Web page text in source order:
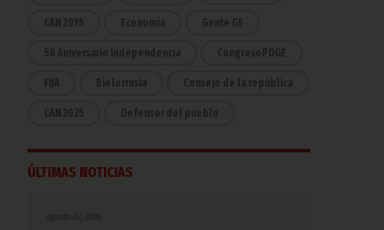
CAN 2015 Economía Gente GE
50 Aniversario Independencia CongresoPDGE
FIJA Bielorrusia Consejo de la república
CAN 2025 Defensor del pueblo
ÚLTIMAS NOTICIAS
agosto 07, 2026